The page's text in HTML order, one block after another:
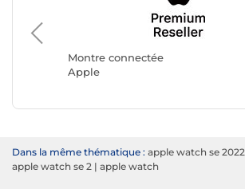
Montre connectée
Apple
Dans la même thématique : apple watch se 2022
apple watch se 2 | apple watch